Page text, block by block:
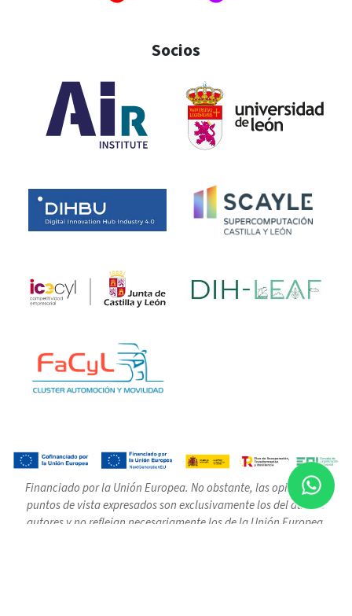
Socios
Financiado por la Unión Europea. No obstante, las opiniones y
puntos de vista expresados son exclusivamente los del autor o
autores y no reflejan necesariamente los de la Unión Europea.